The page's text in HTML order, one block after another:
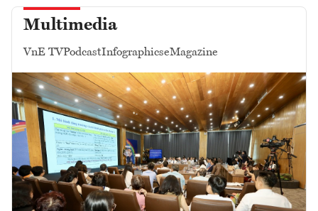
Multimedia
VnE TVPodcastInfographicseMagazine